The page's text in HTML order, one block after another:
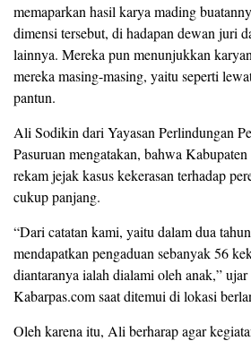
memaparkan hasil karya mading
dimensi tersebut, di hadapan dewan juri
lainnya. Mereka pun menunjukkan
mereka masing-masing, yaitu seperti
pantun.
Ali Sodikin dari Yayasan Perlindungan
Pasuruan mengatakan, bahwa
rekam jejak kasus kekerasan terhadap
cukup panjang.
“Dari catatan kami, yaitu dalam dua
mendapatkan pengaduan sebanyak 56
diantaranya ialah dialami oleh anak,”
Kabarpas.com saat ditemui di lokasi
Oleh karena itu, Ali berharap agar